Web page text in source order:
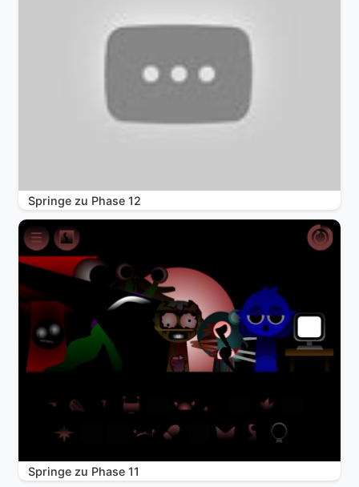
Springe zu Phase 12
Springe zu Phase 11